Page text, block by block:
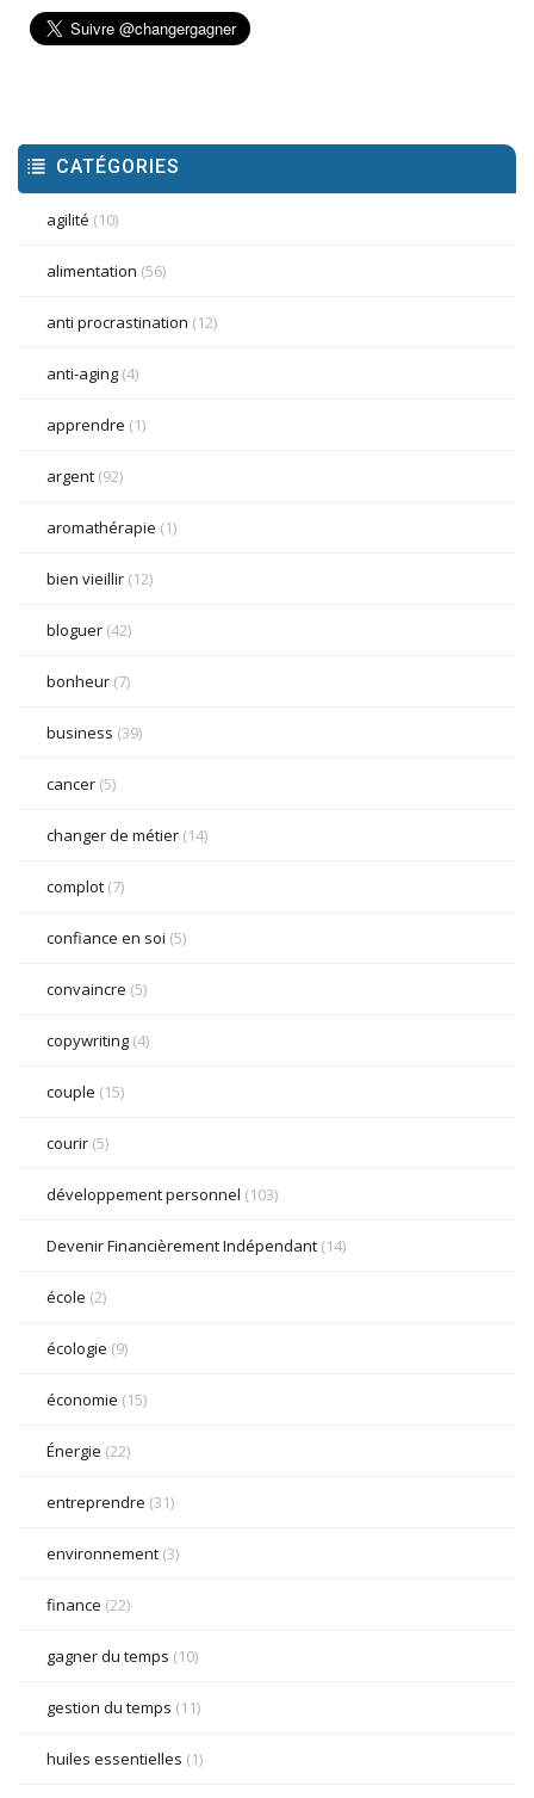
CATÉGORIES
agilité (10)
alimentation (56)
anti procrastination (12)
anti-aging (4)
apprendre (1)
argent (92)
aromathérapie (1)
bien vieillir (12)
bloguer (42)
bonheur (7)
business (39)
cancer (5)
changer de métier (14)
complot (7)
confiance en soi (5)
convaincre (5)
copywriting (4)
couple (15)
courir (5)
développement personnel (103)
Devenir Financièrement Indépendant (14)
école (2)
écologie (9)
économie (15)
Énergie (22)
entreprendre (31)
environnement (3)
finance (22)
gagner du temps (10)
gestion du temps (11)
huiles essentielles (1)